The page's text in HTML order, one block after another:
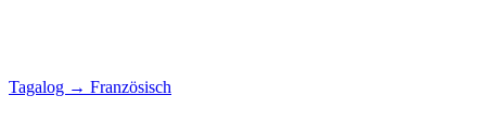
Tagalog → Französisch